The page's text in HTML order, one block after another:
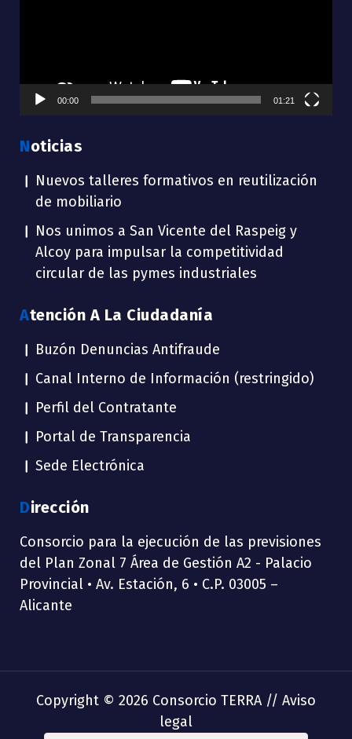
00:00 01:21
Noticias
Nuevos talleres formativos en reutilización
de mobiliario
Nos unimos a San Vicente del Raspeig y
Alcoy para impulsar la competitividad
circular de las pymes industriales
Atención A La Ciudadanía
Buzón Denuncias Antifraude
Canal Interno de Información (restringido)
Perfil del Contratante
Portal de Transparencia
Sede Electrónica
Dirección
Consorcio para la ejecución de las previsiones
del Plan Zonal 7 Área de Gestión A2 - Palacio
Provincial • Av. Estación, 6 • C.P. 03005 –
Alicante
Copyright © 2026 Consorcio TERRA // Aviso
legal